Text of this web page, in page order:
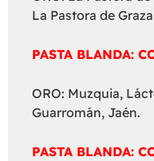
La Pastora de
PASTA BLANDA:
ORO: Muzquia,
Guarromán, Jaén.
PASTA BLANDA: